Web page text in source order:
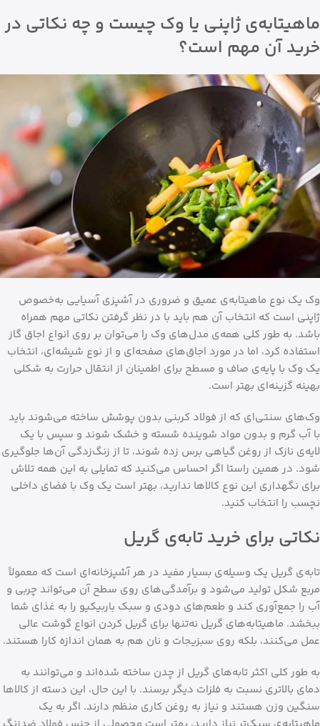
ماهیتابه‌ی ژاپنی یا وک چیست و چه نکاتی در
خرید آن مهم است؟
وک یک نوع ماهیتابه‌ی عمیق و ضروری در آشپزی آسیایی به‌خصوص
ژاپنی است که انتخاب آن هم باید با در نظر گرفتن نکاتی مهم همراه
باشد. به طور کلی همه‌ی مدل‌های وک را می‌توان بر روی انواع اجاق گاز
استفاده کرد، اما در مورد اجاق‌های صفحه‌ای و از نوع شیشه‌ای، انتخاب
یک وک با پایه‌ی صاف و مسطح برای اطمینان از انتقال حرارت به شکلی
بهینه گزینه‌ای بهتر است.
وک‌های سنتی‌ای که از فولاد کربنی بدون پوشش ساخته می‌شوند باید
با آب گرم و بدون مواد شوینده شسته و خشک شوند و سپس با یک
لایه‌ی نازک از روغن گیاهی برس زده شوند، تا از زنگ‌زدگی آن‌ها جلوگیری
شود. در همین راستا اگر احساس می‌کنید که تمایلی به این همه تلاش
برای نگهداری این نوع کالاها ندارید، بهتر است یک وک با فضای داخلی
نچسب را انتخاب کنید.
نکاتی برای خرید تابه‌ی گریل
تابه‌ی گریل یک وسیله‌ی بسیار مفید در هر آشپزخانه‌ای است که معمولاً
مربع شکل تولید می‌شود و برآمدگی‌های روی سطح آن می‌تواند چربی و
آب را جمع‌آوری کند و طعم‌های دودی و سبک باربیکیو را به غذای شما
ببخشد. ماهیتابه‌های گریل نه‌تنها برای گریل کردن انواع گوشت عالی
عمل می‌کنند، بلکه روی سبزیجات و نان هم به همان اندازه کارا هستند.
به طور کلی اکثر تابه‌های گریل از چدن ساخته شده‌اند و می‌توانند به
دمای بالاتری نسبت به فلزات دیگر برسند. با این حال، این دسته از کالاها
سنگین وزن هستند و نیاز به روغن کاری منظم دارند. اگر به یک